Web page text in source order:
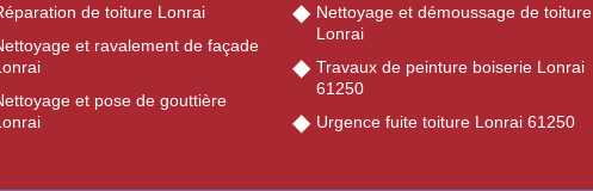
de toiture Lonrai
et ravalement de façade
et pose de gouttière
Nettoyage et démoussage de toiture
Lonrai
Travaux de peinture boiserie Lonrai
61250
Urgence fuite toiture Lonrai 61250